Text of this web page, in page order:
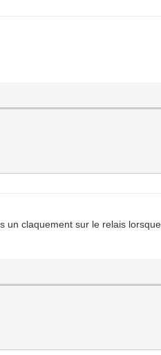
un claquement sur le relais